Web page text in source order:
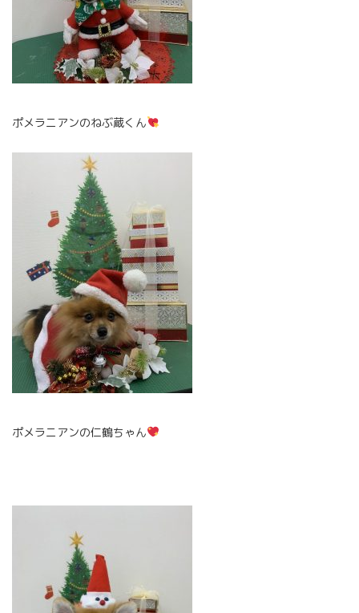
ポメラニアンのねぶ蔵くん
ポメラニアンの仁鶴ちゃん